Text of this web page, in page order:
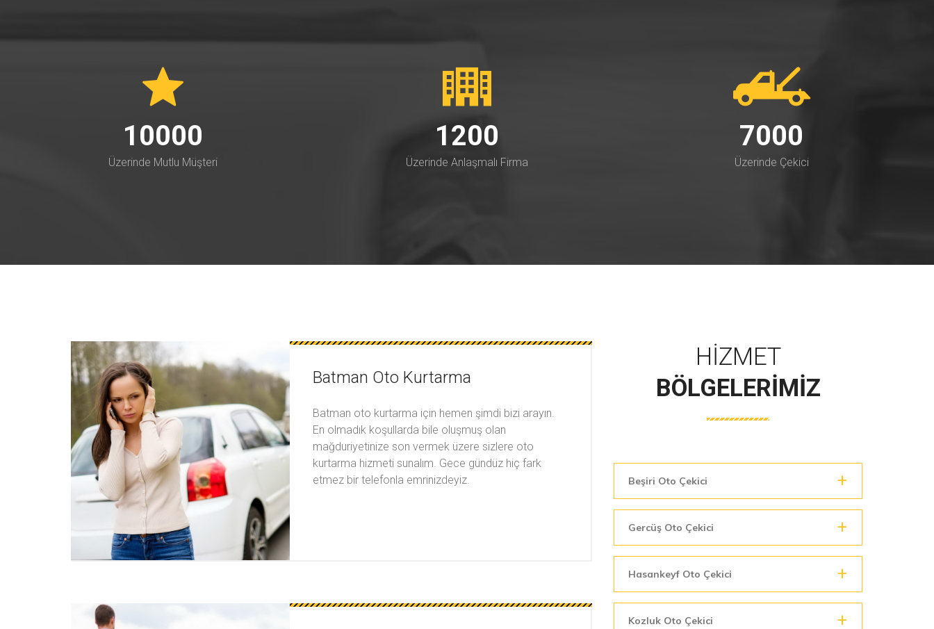
10000
Üzerinde Mutlu Müşteri
1200
Üzerinde Anlaşmalı Firma
7000
Üzerinde Çekici
Batman Oto Kurtarma
Batman oto kurtarma için hemen şimdi bizi arayın.
En olmadık koşullarda bile oluşmuş olan
mağduriyetinize son vermek üzere sizlere oto
kurtarma hizmeti sunalım. Gece gündüz hiç fark
etmez bir telefonla emrinizdeyiz.
HIZMET
BÖLGELERIMIZ
Beşiri Oto Çekici
Gercüş Oto Çekici
Hasankeyf Oto Çekici
Kozluk Oto Çekici